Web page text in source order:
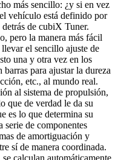
más sencillo: ¿y si en vez
vehículo está definido por
de cubiX Tuner.
pero la manera más fácil
el sencillo ajuste de
una y otra vez en los
para ajustar la dureza
etc., al mundo real.
al sistema de propulsión,
que de verdad le da su
es lo que determina su
serie de componentes
de amortiguación y
sí de manera coordinada.
calculan automáticamente